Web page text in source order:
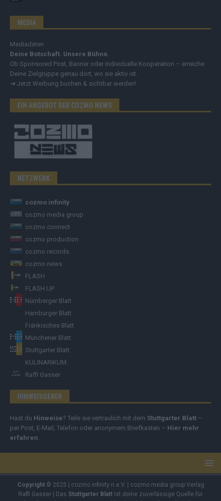
MEDIA
Mediadaten
Deine Botschaft. Unsere Bühne.
Ob Sponsored Post, Banner oder individuelle Kooperation – erreiche
Deine Zielgruppe genau dort, wo sie aktiv ist.
➔ Jetzt Werbung buchen & sichtbar werden!
EIN ANGEBOT DER COZMO NEWS
NETZWERK
cozmo infinity
cozmo media group
cozmo connect
cozmo production
cozmo records
cozmo news
FLASH
FLASH UP
Nürnberger Blatt
Hamburger Blatt
Fränkisches Blatt
Münchener Blatt
Stuttgarter Blatt
KULINARIKUM.
Raffi Gasser
HINWEISGEBER
Hast du Hinweise? Teile sie vertraulich mit dem Stuttgarter Blatt –
per Post, E-Mail, Telefon oder anonymem Briefkasten – Hier mehr
erfahren.
Copyright© 2025 | cozmo infinity n.e.V. | cozmo media group Verlag
Raffi Gasser | Das Stuttgarter Blatt ist deine zuverlässige Quelle für